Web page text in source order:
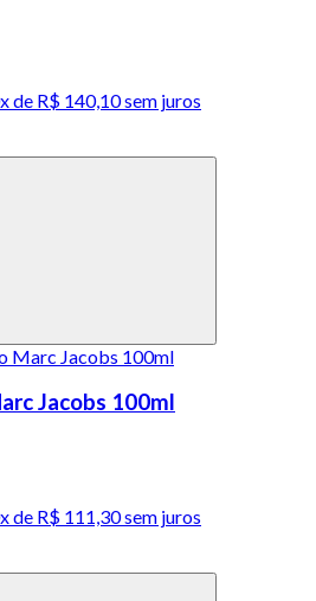
de R$ 140,10 sem juros
Jacobs 100ml
de R$ 111,30 sem juros